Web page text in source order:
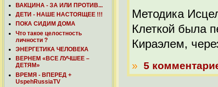
ВАКЦИНА - ЗА ИЛИ ПРОТИВ...
ДЕТИ - НАШЕ НАСТОЯЩЕЕ !!!
ПОКА СИДИМ ДОМА
Что такое целостность
личности ?
ЭНЕРГЕТИКА ЧЕЛОВЕКА
ВЕРНЕМ «ВСЕ ЛУЧШЕЕ –
ДЕТЯМ»
ВРЕМЯ - ВПЕРЕД +
UspehRussiaTV
Методика
Клеткой была
Кираэлем,
» 5